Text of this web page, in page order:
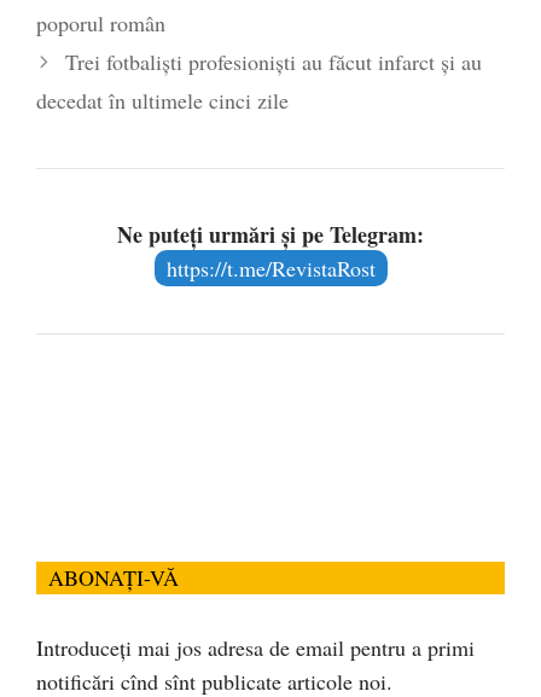
poporul român
Trei fotbaliști profesioniști au făcut infarct și au
decedat în ultimele cinci zile
Ne puteți urmări și pe Telegram:
https://t.me/RevistaRost
ABONAȚI-VĂ
Introduceți mai jos adresa de email pentru a primi
notificări cînd sînt publicate articole noi.